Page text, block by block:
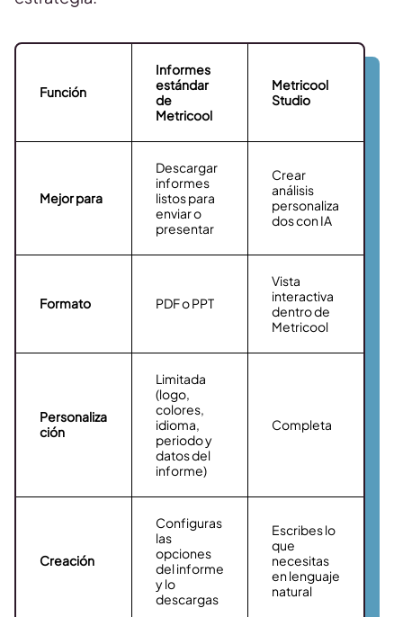
Función
Informes
estándar
de
Metricool
Metricool
Studio
Mejor para
Descargar
informes
listos para
enviar o
presentar
Crear
análisis
personaliza
dos con IA
Formato PDF o PPT
Vista
interactiva
dentro de
Metricool
Personaliza
ción
Limitada
(logo,
colores,
idioma,
periodo y
datos del
informe)
Completa
Creación
Configuras
las
opciones
del informe
y lo
descargas
Escribes lo
que
necesitas
en lenguaje
natural